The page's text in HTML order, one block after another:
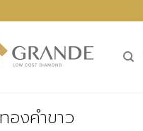
องคำขาว